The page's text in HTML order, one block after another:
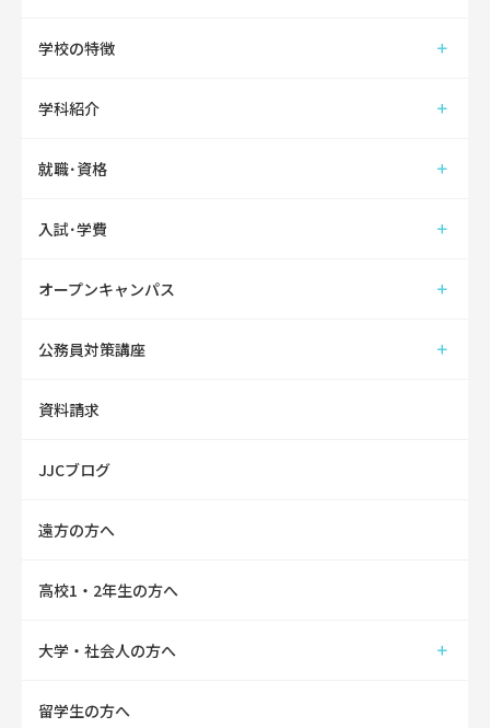
学校の特徴
学科紹介
就職･資格
入試･学費
オープンキャンパス
公務員対策講座
資料請求
JJCブログ
遠方の方へ
高校1・2年生の方へ
大学・社会人の方へ
留学生の方へ